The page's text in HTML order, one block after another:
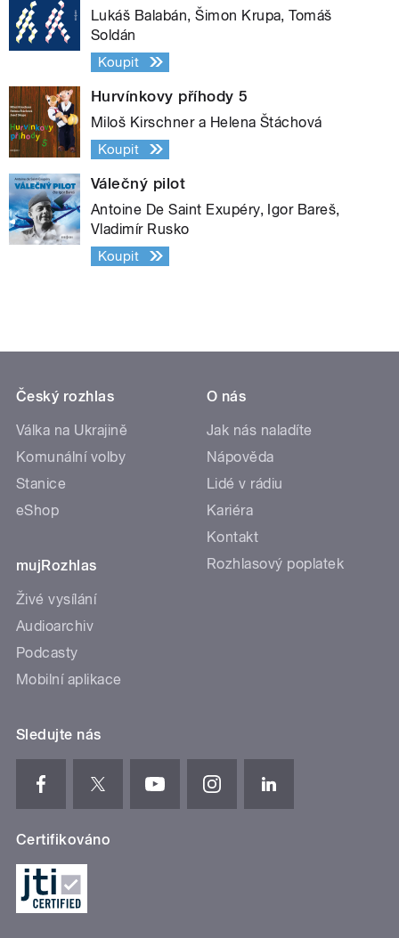
Lukáš Balabán, Šimon Krupa, Tomáš
Soldán
Koupit
Hurvínkovy příhody 5
Miloš Kirschner a Helena Štáchová
Koupit
Válečný pilot
Antoine De Saint Exupéry, Igor Bareš,
Vladimír Rusko
Koupit
Český rozhlas
Válka na Ukrajině
Komunální volby
Stanice
eShop
mujRozhlas
Živé vysílání
Audioarchiv
Podcasty
Mobilní aplikace
O nás
Jak nás naladíte
Nápověda
Lidé v rádiu
Kariéra
Kontakt
Rozhlasový poplatek
Sledujte nás
Certifikováno